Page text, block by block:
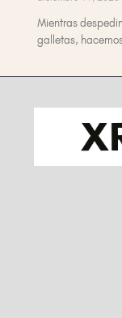
Mientras
galletas,